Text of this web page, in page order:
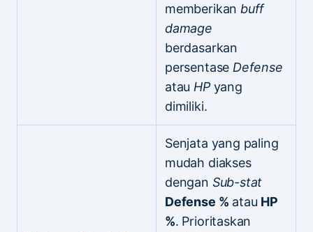
memberikan buff
damage
berdasarkan
persentase Defense
atau HPyang
dimiliki.
Senjata yang paling
mudah diakses
dengan Sub-stat
Defense % atau HP
%. Prioritaskan